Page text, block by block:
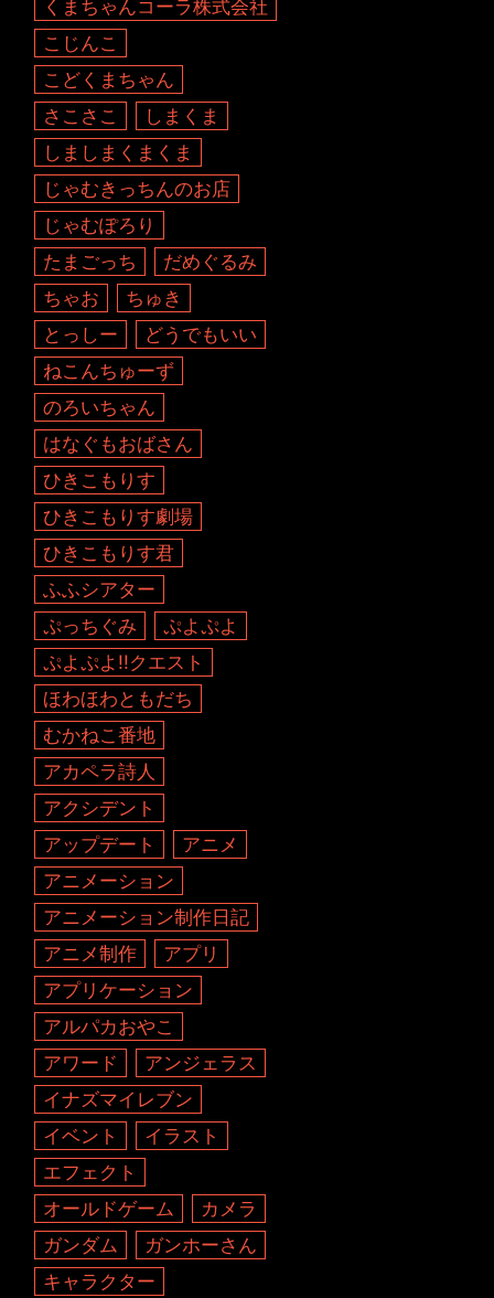
くまちゃんコーラ株式会社
こじんこ
こどくまちゃん
さこさこ
しまくま
しましまくまくま
じゃむきっちんのお店
じゃむぽろり
たまごっち
だめぐるみ
ちゃお
ちゅき
とっしー
どうでもいい
ねこんちゅーず
のろいちゃん
はなぐもおばさん
ひきこもりす
ひきこもりす劇場
ひきこもりす君
ふふシアター
ぷっちぐみ
ぷよぷよ
ぷよぷよ!!クエスト
ほわほわともだち
むかねこ番地
アカペラ詩人
アクシデント
アップデート
アニメ
アニメーション
アニメーション制作日記
アニメ制作
アプリ
アプリケーション
アルパカおやこ
アワード
アンジェラス
イナズマイレブン
イベント
イラスト
エフェクト
オールドゲーム
カメラ
ガンダム
ガンホーさん
キャラクター